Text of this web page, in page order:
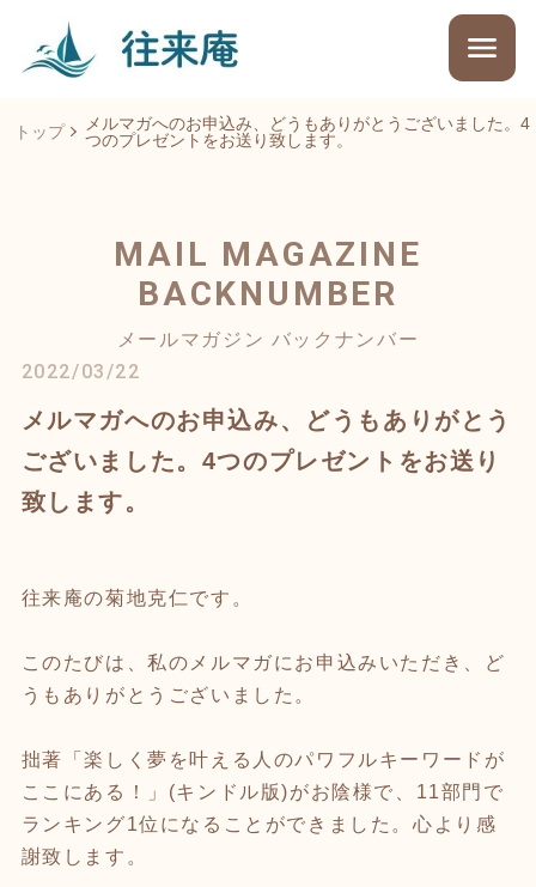
トップ
メルマガへのお申込み、どうもありがとうございました。4
つのプレゼントをお送り致します。
MAIL MAGAZINE
BACKNUMBER
メールマガジン バックナンバー
2022/03/22
メルマガへのお申込み、どうもありがとう
ございました。4つのプレゼントをお送り
致します。
往来庵の菊地克仁です。
このたびは、私のメルマガにお申込みいただき、ど
うもありがとうございました。
拙著「楽しく夢を叶える人のパワフルキーワードが
ここにある！」(キンドル版)がお陰様で、11部門で
ランキング1位になることができました。心より感
謝致します。